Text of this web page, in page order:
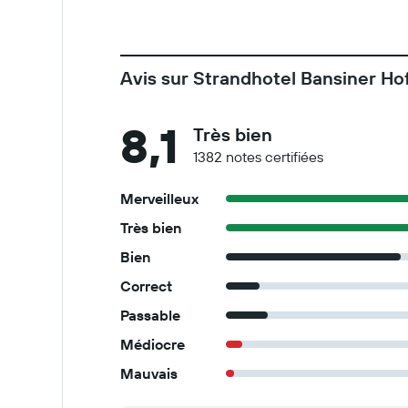
Avis sur Strandhotel Bansiner
8,1 Très bien
1382 notes certifiées
Merveilleux
Très bien
Bien
Correct
Passable
Médiocre
Mauvais